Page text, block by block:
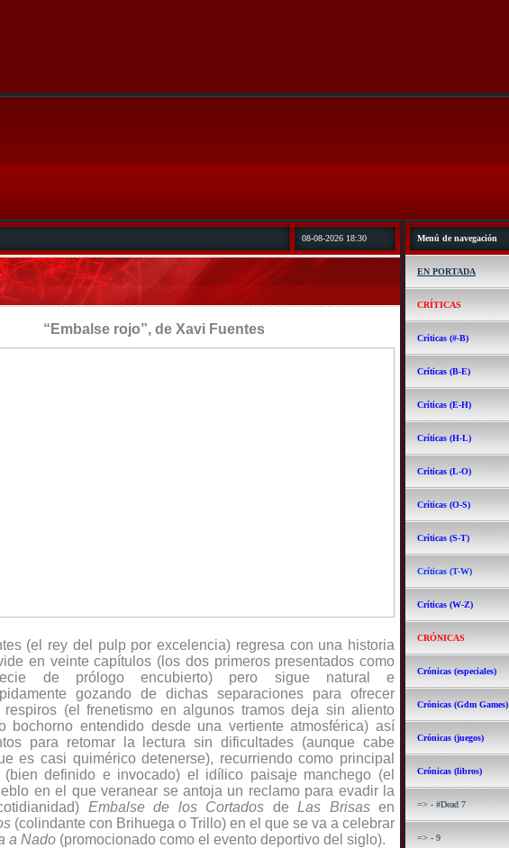
08-08-2026 18:30
rojo”, de Xavi Fuentes
(el rey del pulp por excelencia) regresa con una historia
en veinte capítulos (los dos primeros presentados como
de prólogo encubierto) pero sigue natural e
gozando de dichas separaciones para ofrecer
respiros (el frenetismo en algunos tramos deja sin aliento
bochorno entendido desde una vertiente atmosférica) así
para retomar la lectura sin dificultades (aunque cabe
es casi quimérico detenerse), recurriendo como principal
(bien definido e invocado) el idílico paisaje manchego (el
en el que veranear se antoja un reclamo para evadir la
Embalse de los Cortados deLas Brisasen
(colindante con Brihuega o Trillo) en el que se va a celebrar
a Nado (promocionado como el evento deportivo del siglo).
Menú de navegación
EN PORTADA
CRÍTICAS
Críticas (#-B)
Críticas (B-E)
Críticas (E-H)
Críticas (H-L)
Críticas (L-O)
Críticas (O-S)
Críticas (S-T)
Críticas (T-W)
Críticas (W-Z)
CRÓNICAS
Crónicas (especiales)
Crónicas (Gdm Games)
Crónicas (juegos)
Crónicas (libros)
=> - #Dead 7
=> - 9